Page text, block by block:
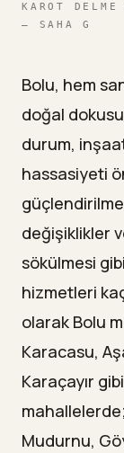
KAROT
— SAHA G
Bolu, hem
doğal
durum,
hassasiyeti
değişiklikler
sökülmesi
hizmetleri
olarak Bolu
Karacasu,
Karaçayır
Mudurnu,